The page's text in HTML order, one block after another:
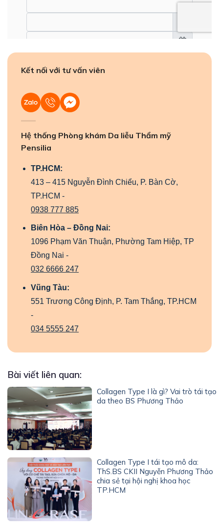
Kết nối với tư vấn viên
Hệ thống Phòng khám Da liễu Thẩm mỹ
Pensilia
TP.HCM:
413 – 415 Nguyễn Đình Chiểu, P. Bàn Cờ,
TP.HCM -
0938 777 885
Biên Hòa – Đồng Nai:
1096 Phạm Văn Thuận, Phường Tam Hiệp, TP
Đồng Nai -
032 6666 247
Vũng Tàu:
551 Trương Công Định, P. Tam Thắng, TP.HCM
-
034 5555 247
Bài viết liên quan:
Collagen Type I là gì? Vai trò tái tạo
da theo BS Phương Thảo
Collagen Type I tái tạo mô da:
ThS.BS CKII Nguyễn Phương Thảo
chia sẻ tại hội nghị khoa học
TP.HCM